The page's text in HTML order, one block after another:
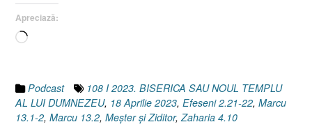
Apreciază:
Încarc...
Podcast
108 I 2023. BISERICA SAU NOUL TEMPLU
AL LUI DUMNEZEU, 18 Aprilie 2023, Efeseni 2.21-22, Marcu
13.1-2, Marcu 13.2, Meșter și Ziditor, Zaharia 4.10